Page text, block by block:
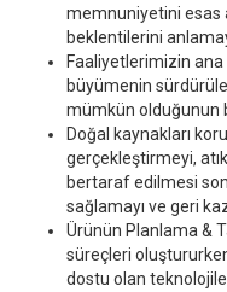
memnuniyetini esas
beklentilerini
Faaliyetlerimizin
büyümenin
mümkün olduğunun
Doğal kaynakları
gerçekleştirmeyi,
bertaraf edilmesi
sağlamayı ve geri
Ürünün Planlama &
süreçleri
dostu olan